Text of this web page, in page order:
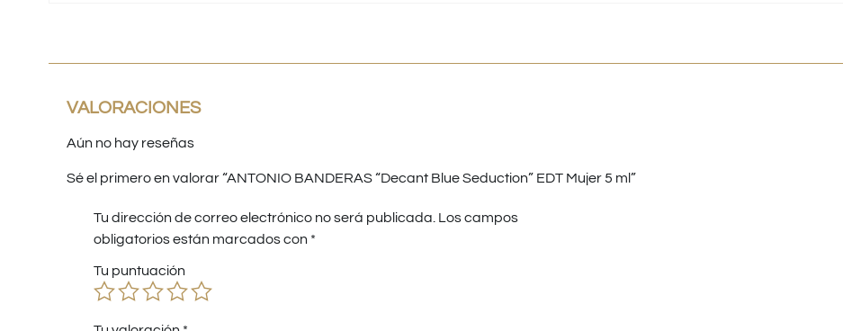
VALORACIONES
Aún no hay reseñas
Sé el primero en valorar “ANTONIO BANDERAS “Decant Blue Seduction” EDT Mujer 5 ml”
Tu dirección de correo electrónico no será publicada. Los campos
obligatorios están marcados con *
Tu puntuación